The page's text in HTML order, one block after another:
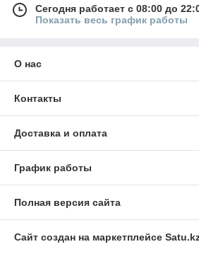
Сегодня работает с 08:00 до
Показать весь график работы
О нас
Контакты
Доставка и оплата
График работы
Полная версия сайта
Сайт создан на маркетплейсе